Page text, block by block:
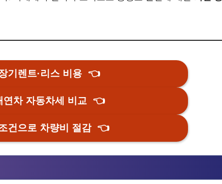
기렌트·리스 비용 👈
연차 자동차세 비교 👈
건으로 차량비 절감 👈